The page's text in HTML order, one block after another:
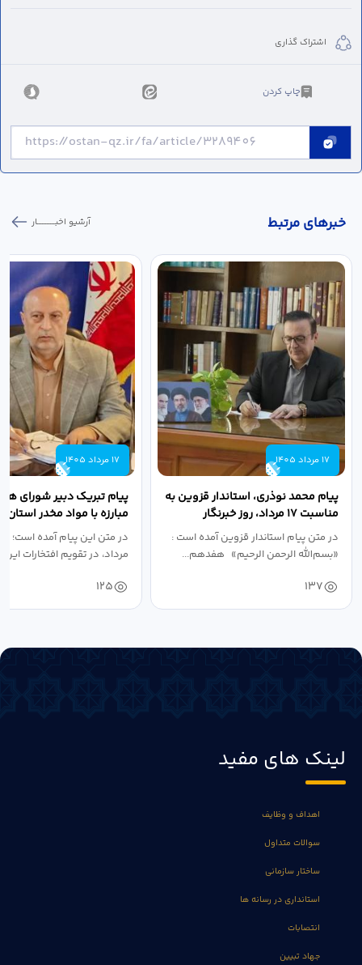
اشتراک گذاری
چاپ کردن
خبر‌های مرتبط آرشیو اخبـــــــــــار
17 مرداد 1405
پیام محمد نوذری، استاندار قزوین به
مناسبت ۱۷ مرداد، روز خبرنگار
در متن پیام استاندار قزوین آمده است :
«بسم‌الله الرحمن الرحیم» هفدهم...
137
17 مرداد 1405
پیام تبریک دبیر شورای
مبارزه با مواد مخدر استان
مناسبت روز خبرنگار...
در متن این پیام آمده
مرداد، در تقویم افتخارات
125
لینک های مفید
اهداف و وظایف
سوالات متداول
ساختار سازمانی
استانداری در رسانه ها
انتصابات
جهاد تبیین